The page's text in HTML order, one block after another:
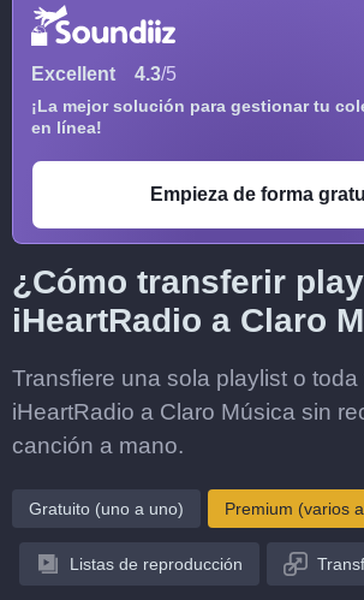
Excellent 4.3/5
¡La mejor solución para gestionar tu
en línea!
Empieza de forma
¿Cómo transferir
iHeartRadio a Claro
Transfiere una sola playlist o
iHeartRadio a Claro Música sin
canción a mano.
Gratuito (uno a uno) Premium (varios
Listas de reproducción